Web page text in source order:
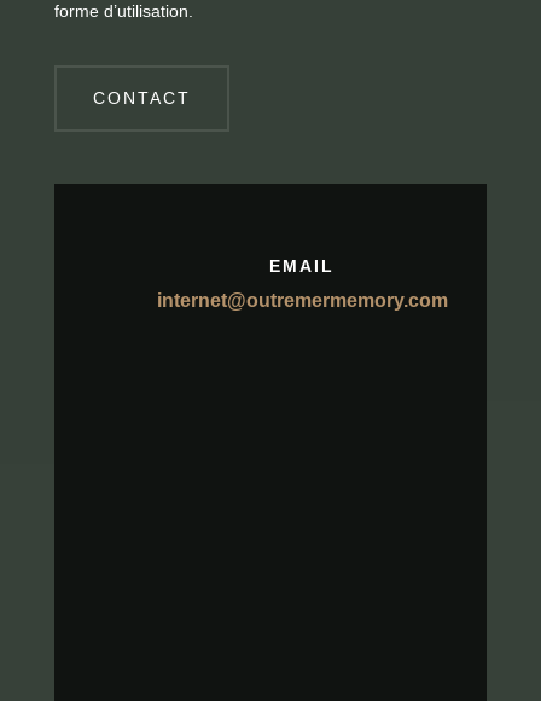
forme d’utilisation.
CONTACT
EMAIL
internet@outremermemory.com